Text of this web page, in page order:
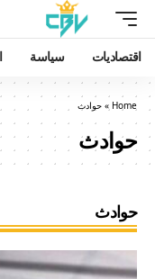
اقتصاديات سياسة
Home
» حوادث
حوادث
حوادث